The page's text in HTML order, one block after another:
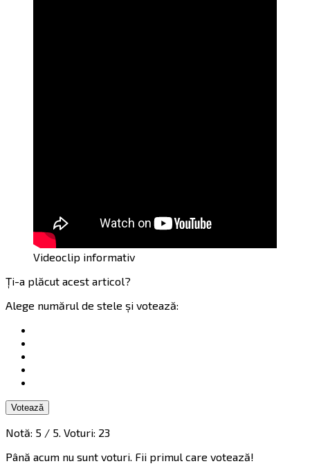
Videoclip informativ
Ți-a plăcut acest articol?
Alege numărul de stele și votează:
Votează
Notă: 5 / 5. Voturi: 23
Până acum nu sunt voturi. Fii primul care votează!